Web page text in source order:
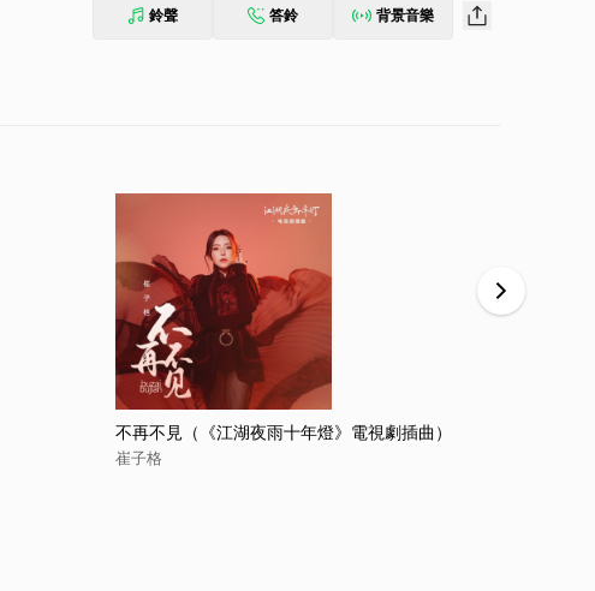
鈴聲 答鈴 背景音樂
不再不見（《江湖夜雨十年燈》電視劇插曲）
崔子格